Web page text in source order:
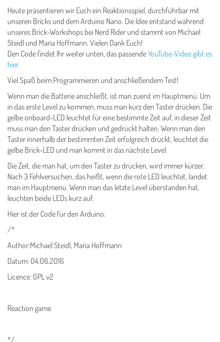
Heute präsentieren wir Euch ein Reaktionsspiel, durchführbar mit
unseren Bricks und dem Arduino Nano. Die Idee entstand während
unseres Brick-Workshops bei Nerd Rider und stammt von Michael
Steidl und Maria Hoffmann. Vielen Dank Euch!
Den Code findet Ihr weiter unten, das passendeYouTube-Video gibt es
hier.
Viel Spaß beim Programmieren und anschließendem Test!
Wenn man die Batterie anschließt, ist man zuerst im Hauptmenü. Um
in das erste Level zu kommen, muss man kurz den Taster drücken. Die
gelbe onboard-LED leuchtet für eine bestimmte Zeit auf, in dieser Zeit
muss man den Taster drücken und gedrückt halten. Wenn man den
Taster innerhalb der bestimmten Zeit erfolgreich drückt, leuchtet die
gelbe Brick-LED und man kommt in das nächste Level.
Die Zeit, die man hat, um den Taster zu drücken, wird immer kürzer.
Nach 3 Fehlversuchen, das heißt, wenn die rote LED leuchtet, landet
man im Hauptmenü. Wenn man das letzte Level überstanden hat,
leuchten beide LEDs kurz auf.
Hier ist der Code für den Arduino:
/*
Author:Michael Steidl, Maria Hoffmann
Datum: 04.06.2016
Licence: GPL v2
Reaction game
*/